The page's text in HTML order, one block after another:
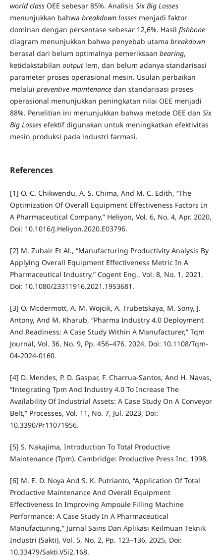
world classOEE sebesar 85%. Analisis Six Big Losses
menunjukkan bahwa breakdown lossesmenjadi faktor
dominan dengan persentase sebesar 12,6%. Hasil fishbone
diagram menunjukkan bahwa penyebab utama breakdown
berasal dari belum optimalnya pemeriksaan bearing,
ketidakstabilan outputlem, dan belum adanya standarisasi
parameter proses operasional mesin. Usulan perbaikan
melalui preventive maintenancedan standarisasi proses
operasional menunjukkan peningkatan nilai OEE menjadi
88%. Penelitian ini menunjukkan bahwa metode OEE dan Six
Big Lossesefektif digunakan untuk meningkatkan efektivitas
mesin produksi pada industri farmasi.
References
[1] O. C. Chikwendu, A. S. Chima, And M. C. Edith, “The
Optimization Of Overall Equipment Effectiveness Factors In
A Pharmaceutical Company,” Heliyon, Vol. 6, No. 4, Apr. 2020,
Doi: 10.1016/J.Heliyon.2020.E03796.
[2] M. Zubair Et Al., “Manufacturing Productivity Analysis By
Applying Overall Equipment Effectiveness Metric In A
Pharmaceutical Industry,” Cogent Eng., Vol. 8, No. 1, 2021,
Doi: 10.1080/23311916.2021.1953681.
[3] O. Mcdermott, A. M. Wojcik, A. Trubetskaya, M. Sony, J.
Antony, And M. Kharub, “Pharma Industry 4.0 Deployment
And Readiness: A Case Study Within A Manufacturer,” Tqm
Journal, Vol. 36, No. 9, Pp. 456–476, 2024, Doi: 10.1108/Tqm-
04-2024-0160.
[4] D. Mendes, P. D. Gaspar, F. Charrua-Santos, And H. Navas,
“Integrating Tpm And Industry 4.0 To Increase The
Availability Of Industrial Assets: A Case Study On A Conveyor
Belt,” Processes, Vol. 11, No. 7, Jul. 2023, Doi:
10.3390/Pr11071956.
[5] S. Nakajima, Introduction To Total Productive
Maintenance (Tpm). Cambridge: Productive Press Inc, 1998.
[6] M. E. D. Noya And S. K. Putrianto, “Application Of Total
Productive Maintenance And Overall Equipment
Effectiveness In Improving Ampoule Filling Machine
Performance: A Case Study In A Pharmaceutical
Manufacturing,” Jurnal Sains Dan Aplikasi Keilmuan Teknik
Industri (Sakti), Vol. 5, No. 2, Pp. 123–136, 2025, Doi:
10.33479/Sakti.V5i2.168.